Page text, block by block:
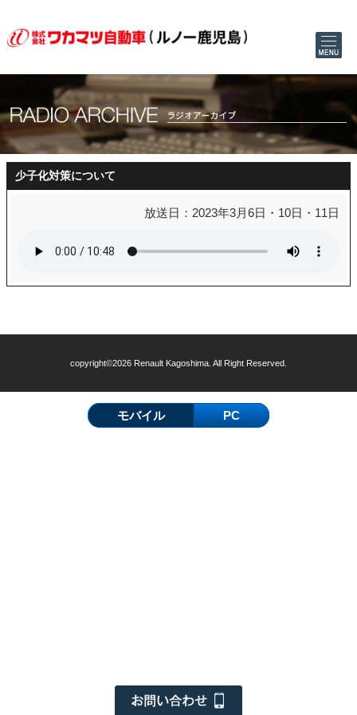
少子化対策について
放送日：2023年3月6日・10日・11日
copyright©2026 Renault Kagoshima. All Right Reserved.
モバイル PC